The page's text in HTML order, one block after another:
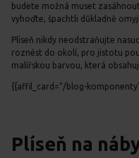
budete možná muset
vyhoďte, špachtli důkladně
Plíseň nikdy neodstraňujte
roznést do okolí, pro jistotu
malířskou barvou, která
{{affil_card="/blog-
Plíseň na